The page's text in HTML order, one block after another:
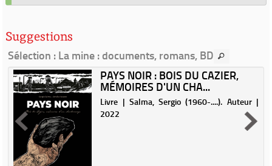
Suggestions
Sélection : La mine : documents, romans, BD
PAYS NOIR : BOIS DU CAZIER,
MÉMOIRES D'UN CHA...
Livre | Salma, Sergio (1960-....). Auteur |
2022